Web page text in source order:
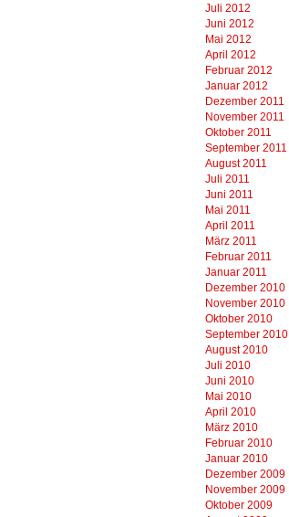
Juli 2012
Juni 2012
Mai 2012
April 2012
Februar 2012
Januar 2012
Dezember 2011
November 2011
Oktober 2011
September 2011
August 2011
Juli 2011
Juni 2011
Mai 2011
April 2011
März 2011
Februar 2011
Januar 2011
Dezember 2010
November 2010
Oktober 2010
September 2010
August 2010
Juli 2010
Juni 2010
Mai 2010
April 2010
März 2010
Februar 2010
Januar 2010
Dezember 2009
November 2009
Oktober 2009